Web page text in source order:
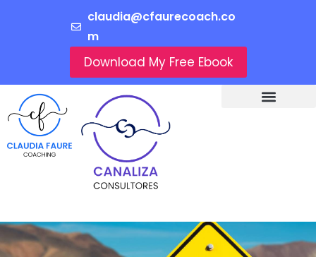
claudia@cfaurecoach.co
m
Download My Free Ebook